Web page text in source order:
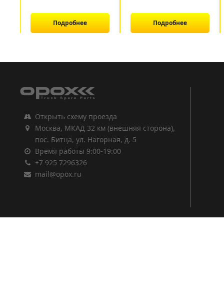
Подробнее Подробнее
Открыть схему проезда
Москва, МКАД 32 км (внешняя сторона),
пос. Битца, ул. Нагорная, д. 5
Время работы 9:00-19:00
+7 925 7296326
mail@opox.ru